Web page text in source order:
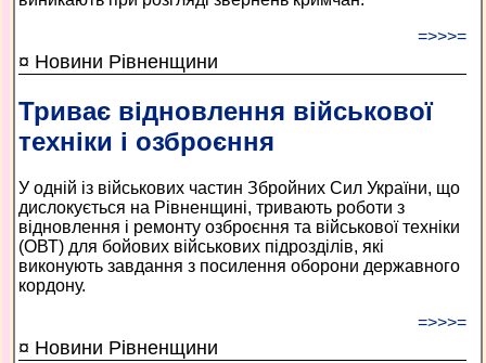
=>>>=
¤ Новини Рівненщини
Триває відновлення військової
техніки і озброєння
У одній із військових частин Збройних Сил України, що
дислокується на Рівненщині, тривають роботи з
відновлення і ремонту озброєння та військової техніки
(ОВТ) для бойових військових підрозділів, які
виконують завдання з посилення оборони державного
кордону.
=>>>=
¤ Новини Рівненщини